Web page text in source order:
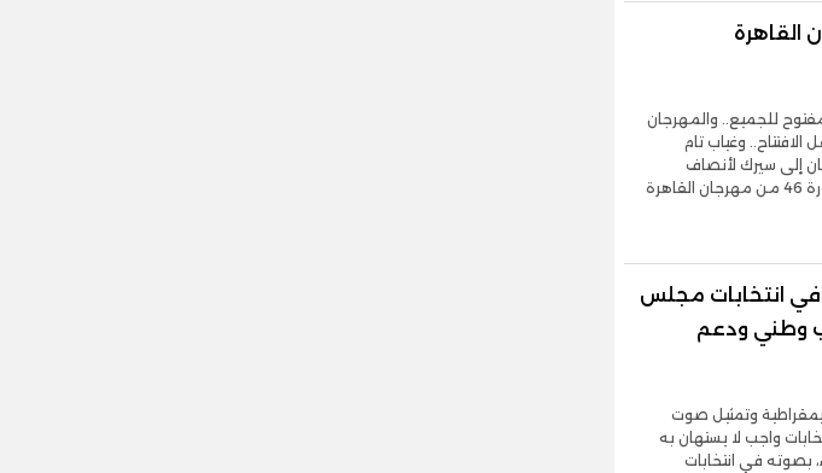
القاهرة
للجميع.. والمهرجان
وغياب تام
إلى سيرك لأنصاف
المواهب كنت أترقب بكل حماس حفل افتتاح الدورة 46 من مهرجان القاهرة
انتخابات مجلس
واجب وطني ودعم
وتمثيل صوت
واجب لا يستهان به
بصوته في انتخابات